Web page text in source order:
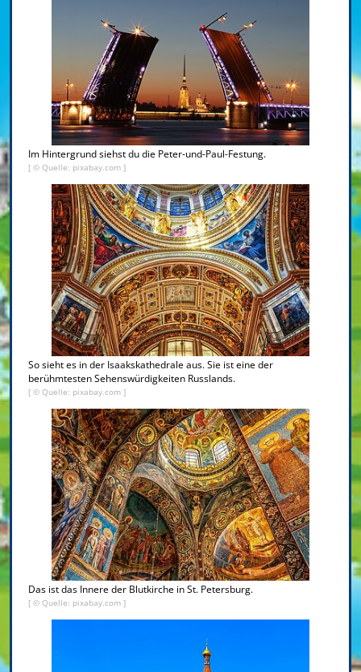
Im Hintergrund siehst du die Peter-und-Paul-Festung.
[ © Quelle: pixabay.com ]
So sieht es in der Isaakskathedrale aus. Sie ist eine der
berühmtesten Sehenswürdigkeiten Russlands.
[ © Quelle: pixabay.com ]
Das ist das Innere der Blutkirche in St. Petersburg.
[ © Quelle: pixabay.com ]